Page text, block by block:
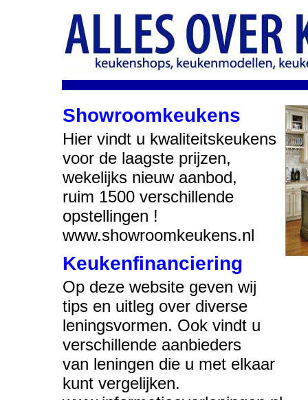
Showroomkeukens
Hier vindt u kwaliteitskeukens
voor de laagste prijzen,
wekelijks nieuw aanbod,
ruim 1500 verschillende
opstellingen !
www.showroomkeukens.nl
Keukenfinanciering
Op deze website geven wij
tips en uitleg over diverse
leningsvormen. Ook vindt u
verschillende aanbieders
van leningen die u met elkaar
kunt vergelijken.